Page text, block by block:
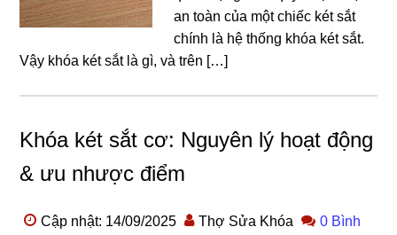
an toàn của một chiếc két sắt
chính là hệ thống khóa két sắt.
Vậy khóa két sắt là gì, và trên […]
Khóa két sắt cơ: Nguyên lý hoạt động
& ưu nhược điểm
Cập nhật: 14/09/2025 Thợ Sửa Khóa
0 Bình